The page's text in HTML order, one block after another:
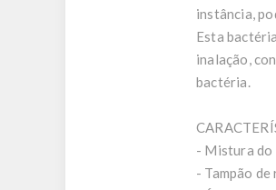
instância,
Esta
inalação,
bactéria.
- Mistura do
- Tampão